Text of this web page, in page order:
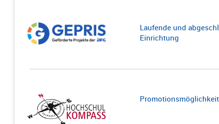
Laufende und
Einrichtung